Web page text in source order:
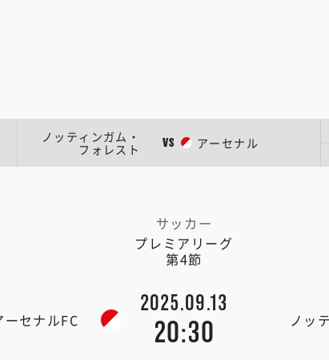
ノッティンガム・
フォレスト
VS アーセナル
サッカー
プレミアリーグ
第4節
ーセナルFC
2025.09.13
20:30 ノッ